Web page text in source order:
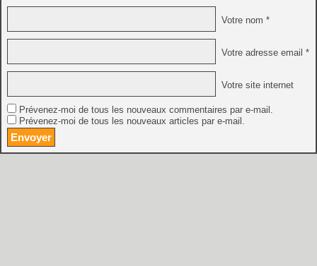
Votre nom *
Votre adresse email *
Votre site internet
Prévenez-moi de tous les nouveaux commentaires par e-mail.
Prévenez-moi de tous les nouveaux articles par e-mail.